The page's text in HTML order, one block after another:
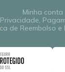
Minha conta
de Reembolso e